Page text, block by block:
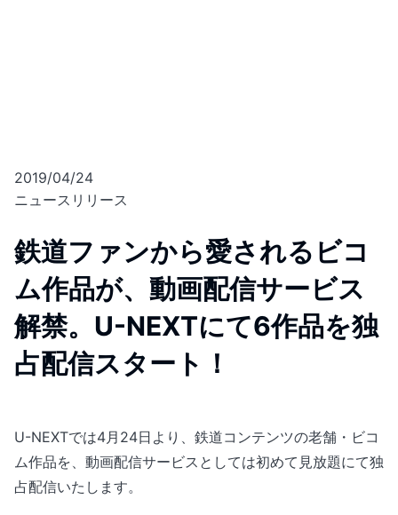
2019/04/24
ニュースリリース
鉄道ファンから愛されるビコ
ム作品が、動画配信サービス
解禁。U-NEXTにて6作品を独
占配信スタート！
U-NEXTでは4月24日より、鉄道コンテンツの老舗・ビコ
ム作品を、動画配信サービスとしては初めて見放題にて独
占配信いたします。